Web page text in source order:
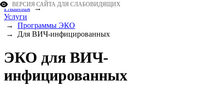
ВЕРСИЯ САЙТА ДЛЯ СЛАБОВИДЯЩИХ
Главная→
Услуги
→ Программы ЭКО
→ Для ВИЧ-инфицированных
ЭКО для ВИЧ-
инфицированных